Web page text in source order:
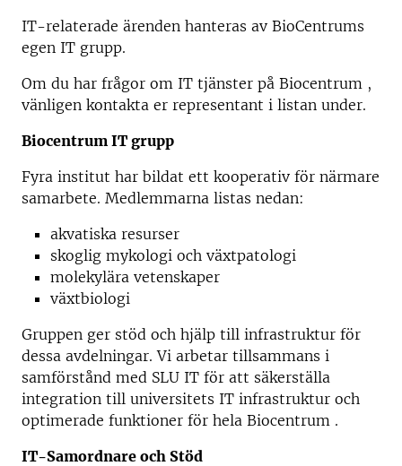
IT-relaterade ärenden hanteras av BioCentrums
egen IT grupp.
Om du har frågor om IT tjänster på Biocentrum ,
vänligen kontakta er representant i listan under.
Biocentrum IT grupp
Fyra institut har bildat ett kooperativ för närmare
samarbete. Medlemmarna listas nedan:
akvatiska resurser
skoglig mykologi och växtpatologi
molekylära vetenskaper
växtbiologi
Gruppen ger stöd och hjälp till infrastruktur för
dessa avdelningar. Vi arbetar tillsammans i
samförstånd med SLU IT för att säkerställa
integration till universitets IT infrastruktur och
optimerade funktioner för hela Biocentrum .
IT-Samordnare och Stöd